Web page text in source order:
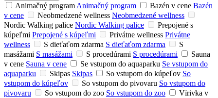
Animačný programAnimačný program Bazén v cene Bazén
v cene
Neobmedzené wellness Neobmedzené wellness
Nordic Walking palice Nordic Walking palice
Prepojené s
kúpeľmi Prepojené s kúpeľmi Privátne wellness Privátne
wellness
S dieťaťom zdarma S dieťaťom zdarma
S
masážami S masážami S procedúrami S procedúrami
Sauna
v cene Sauna v cene Se vstupom do aquaparku Se vstupom do
aquaparku
Skipas Skipas So vstupom do kúpeľov So
vstupom do kúpeľov
So vstupom do pivovaru So vstupom do
pivovaru
So vstupom do zoo So vstupom do zoo
Vírivka v